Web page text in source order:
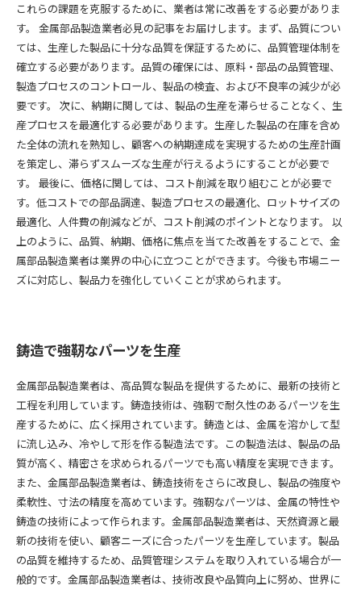
これらの課題を克服するために、業者は常に改善をする必要がありま
す。 金属部品製造業者必見の記事をお届けします。まず、品質につい
ては、生産した製品に十分な品質を保証するために、品質管理体制を
確立する必要があります。品質の確保には、原料・部品の品質管理、
製造プロセスのコントロール、製品の検査、および不良率の減少が必
要です。 次に、納期に関しては、製品の生産を滞らせることなく、生
産プロセスを最適化する必要があります。生産した製品の在庫を含め
た全体の流れを熟知し、顧客への納期達成を実現するための生産計画
を策定し、滞らずスムーズな生産が行えるようにすることが必要で
す。 最後に、価格に関しては、コスト削減を取り組むことが必要で
す。低コストでの部品調達、製造プロセスの最適化、ロットサイズの
最適化、人件費の削減などが、コスト削減のポイントとなります。 以
上のように、品質、納期、価格に焦点を当てた改善をすることで、金
属部品製造業者は業界の中心に立つことができます。今後も市場ニー
ズに対応し、製品力を強化していくことが求められます。
鋳造で強靭なパーツを生産
金属部品製造業者は、高品質な製品を提供するために、最新の技術と
工程を利用しています。鋳造技術は、強靭で耐久性のあるパーツを生
産するために、広く採用されています。鋳造とは、金属を溶かして型
に流し込み、冷やして形を作る製造法です。この製造法は、製品の品
質が高く、精密さを求められるパーツでも高い精度を実現できます。
また、金属部品製造業者は、鋳造技術をさらに改良し、製品の強度や
柔軟性、寸法の精度を高めています。強靭なパーツは、金属の特性や
鋳造の技術によって作られます。金属部品製造業者は、天然資源と最
新の技術を使い、顧客ニーズに合ったパーツを生産しています。製品
の品質を維持するため、品質管理システムを取り入れている場合が一
般的です。金属部品製造業者は、技術改良や品質向上に努め、世界に